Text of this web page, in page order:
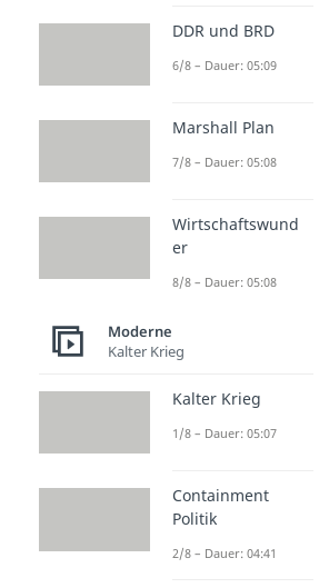
Zudem belasteten
die
International verlor
Außenpolitik an
Viele Länder
erstmals an der
politischen
Vereinigten Staaten.
Die folgende
wichtigsten
Vietnamkriegs –
Konflikten bis zum
DDR und BRD
6/8 – Dauer: 05:09
Marshall Plan
7/8 – Dauer: 05:08
Wirtschaftswund
er
8/8 – Dauer: 05:08
Moderne
Kalter Krieg
Kalter Krieg
1/8 – Dauer: 05:07
Containment
Politik
2/8 – Dauer: 04:41